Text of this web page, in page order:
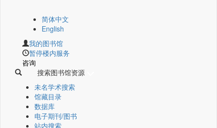
简体中文
English
我的图书馆
暂停楼内服务
咨询
搜索图书馆资源
未名学术搜索
馆藏目录
数据库
电子期刊/图书
站内搜索